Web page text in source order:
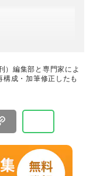
遊舎に入社し、雑誌
るジャンルのモノをテ
ト、アウトドアグッ
ら大学研究所から中
トバイ
年3月19日に創刊、
し」のモノ批評雑誌
、おもに男性向けの
などを各分野の専門
検証機関が実際に比
トで見つけた「本当
編集長・山田和樹を
の検証・記事制作を
）編集部と専門家によ
成・加筆修正したも